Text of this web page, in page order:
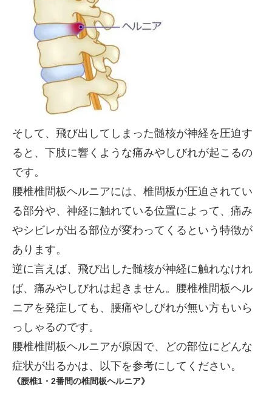
そして、飛び出してしまった髄核が神経を圧迫す
ると、下肢に響くような痛みやしびれが起こるの
です。
腰椎椎間板ヘルニアには、椎間板が圧迫されてい
る部分や、神経に触れている位置によって、痛み
やシビレが出る部位が変わってくるという特徴が
あります。
逆に言えば、飛び出した髄核が神経に触れなけれ
ば、痛みやしびれは起きません。腰椎椎間板ヘル
ニアを発症しても、腰痛やしびれが無い方もいら
っしゃるのです。
腰椎椎間板ヘルニアが原因で、どの部位にどんな
症状が出るかは、以下を参考にしてください。
《腰椎1・2番間の椎間板ヘルニア》